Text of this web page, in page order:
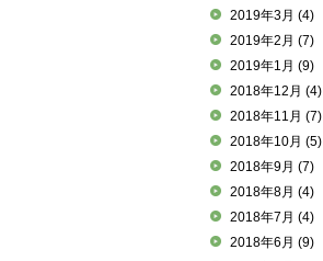
2019年3月 (4)
2019年2月 (7)
2019年1月 (9)
2018年12月 (4)
2018年11月 (7)
2018年10月 (5)
2018年9月 (7)
2018年8月 (4)
2018年7月 (4)
2018年6月 (9)